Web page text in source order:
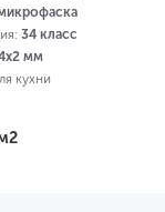
34 класс
мм
кухни